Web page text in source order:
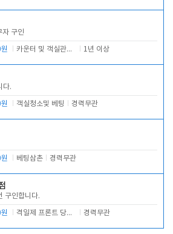
자 구인
카운터 및 객실관리 전반 1년 이상
다.
객실청소및 베팅 경력무관
베팅삼촌 경력무관
구인합니다.
격일제 프론트 당번 업무로 주차 및 객실 점검 경력무관